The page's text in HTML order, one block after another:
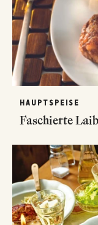
HAUPTSPEISE
Faschierte